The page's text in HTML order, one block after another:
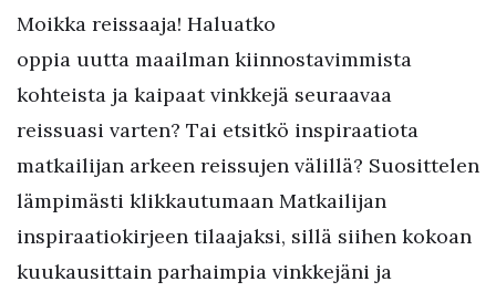
Moikka reissaaja! Haluatko
oppia uutta maailman kiinnostavimmista
kohteista ja kaipaat vinkkejä seuraavaa
reissuasi varten? Tai etsitkö inspiraatiota
matkailijan arkeen reissujen välillä? Suosittelen
lämpimästi klikkautumaan Matkailijan
inspiraatiokirjeen tilaajaksi, sillä siihen kokoan
kuukausittain parhaimpia vinkkejäni ja